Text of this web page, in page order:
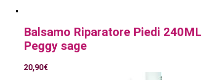
Balsamo Riparatore Piedi 240ML
Peggy sage
20,90€